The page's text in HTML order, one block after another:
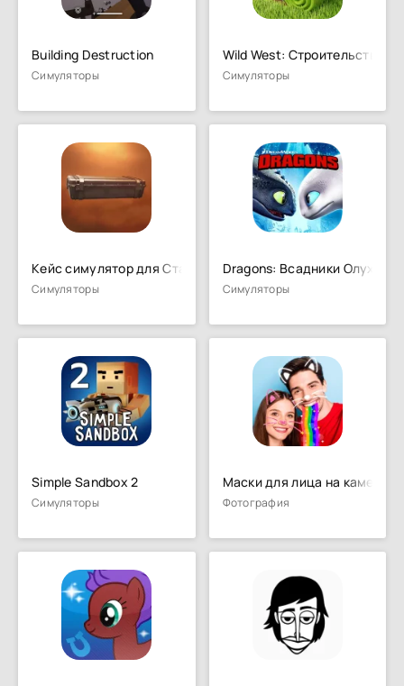
Building Destruction
Симуляторы
Wild West: Строительство
Симуляторы
Кейс симулятор для Стандофф 2
Симуляторы
Dragons: Всадники Олуха
Симуляторы
Simple Sandbox 2
Симуляторы
Маски для лица на камеру:
Фотография